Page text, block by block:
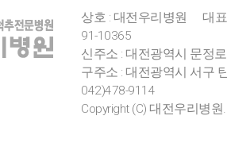
상호 : 대전우리병원
대
91-10365
신주소 : 대전광역시 문정
구주소 : 대전광역시 서구
042)478-9114
Copyright (C) 대전우리병원